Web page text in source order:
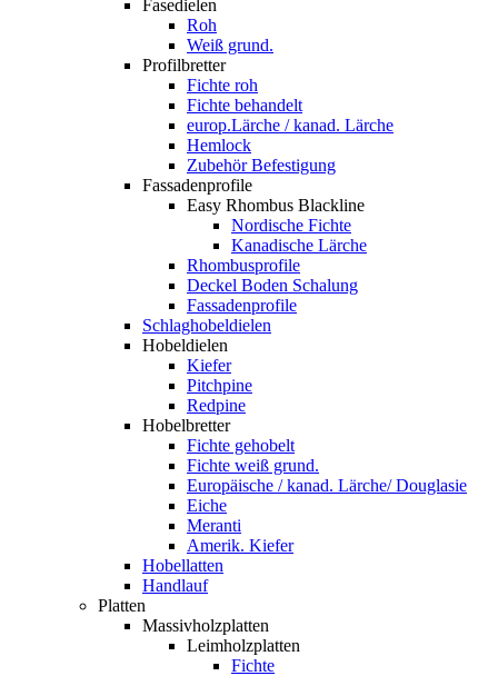
Fasedielen
Roh
Weiß grund.
Profilbretter
Fichte roh
Fichte behandelt
europ.Lärche / kanad. Lärche
Hemlock
Zubehör Befestigung
Fassadenprofile
Easy Rhombus Blackline
Nordische Fichte
Kanadische Lärche
Rhombusprofile
Deckel Boden Schalung
Fassadenprofile
Schlaghobeldielen
Hobeldielen
Kiefer
Pitchpine
Redpine
Hobelbretter
Fichte gehobelt
Fichte weiß grund.
Europäische / kanad. Lärche/ Douglasie
Eiche
Meranti
Amerik. Kiefer
Hobellatten
Handlauf
Platten
Massivholzplatten
Leimholzplatten
Fichte